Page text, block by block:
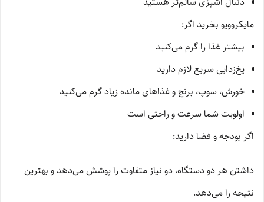
مایکروویو بخرید اگر:
بیشتر غذا را گرم می‌کنید
یخ‌زدایی سریع لازم دارید
خورش، سوپ، برنج و غذاهای مانده زیاد گرم می‌کنید
اولویت شما سرعت و راحتی است
اگر بودجه و فضا دارید:
داشتن هر دو دستگاه، دو نیاز متفاوت را پوشش می‌دهد و بهترین
نتیجه را می‌دهد.